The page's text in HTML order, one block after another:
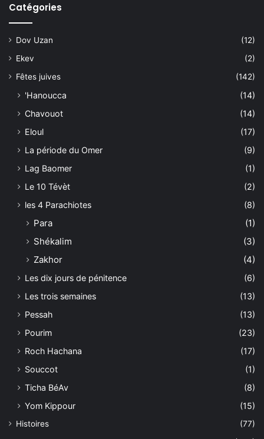
Catégories
Dov Uzan
(12)
Ekev
(2)
Fêtes juives
(142)
'Hanoucca
(14)
Chavouot
(14)
Eloul
(17)
La période du Omer
(9)
Lag Baomer
(1)
Le 10 Tévèt
(2)
les 4 Parachiotes
(8)
Para
(1)
Shékalim
(3)
Zakhor
(4)
Les dix jours de pénitence
(6)
Les trois semaines
(13)
Pessah
(13)
Pourim
(23)
Roch Hachana
(17)
Souccot
(1)
Ticha BéAv
(8)
Yom Kippour
(15)
Histoires
(77)